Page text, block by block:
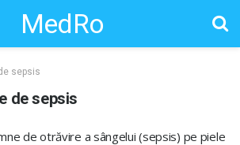
MedRo
sepsis
de sepsis
de otrăvire a sângelui (sepsis) pe piele